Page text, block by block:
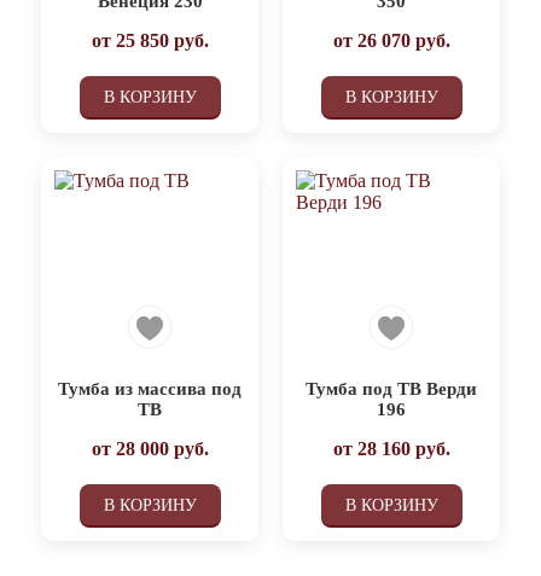
от 25 850руб.
В КОРЗИНУ
от 26 070руб.
В КОРЗИНУ
Тумба из массива под
ТВ
от 28 000руб.
В КОРЗИНУ
Тумба под ТВ Верди
196
от 28 160руб.
В КОРЗИНУ